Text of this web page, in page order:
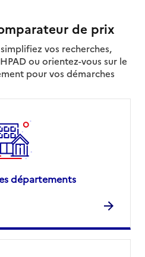
de prix
vos recherches,
ou orientez-vous sur le
pour vos démarches
départements